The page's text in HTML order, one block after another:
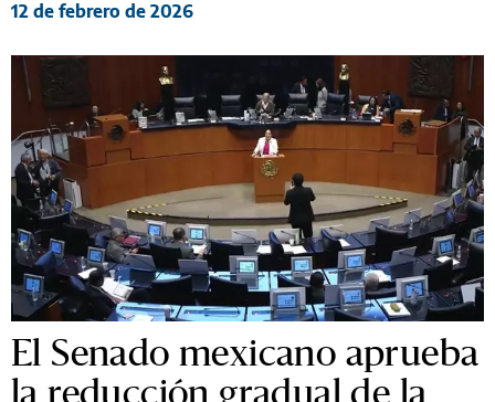
12 de febrero de 2026
El Senado mexicano aprueba
la reducción gradual de la